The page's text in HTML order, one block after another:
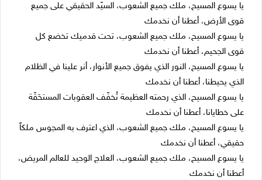
يا يسوع المسيح، ملك جميع الشعوب، السيّد الحقيقي على جميع
قوى الأرض، أعطنا أن نخدمك
يا يسوع المسيح، ملك جميع الشعوب، تحت قدميك تخضع كل
قوى الجحيم، أعطنا أن نخدمك
يا يسوع المسيح، النور الذي يفوق جميع الأنوار، أنر علينا في الظلام
الذي يحيطنا، أعطنا أن نخدمك
يا يسوع المسيح، الذي رحمته العظيمة تُخفّف العقوبات المستحَقّة
على خطايانا، أعطنا أن نخدمك
يا يسوع المسيح، ملك جميع الشعوب، الذي اعترف به المجوس ملكاً
حقيقي، أعطنا أن نخدمك
يا يسوع المسيح، ملك جميع الشعوب، العلاج الوحيد للعالم المريض،
أعطنا أن نخدمك